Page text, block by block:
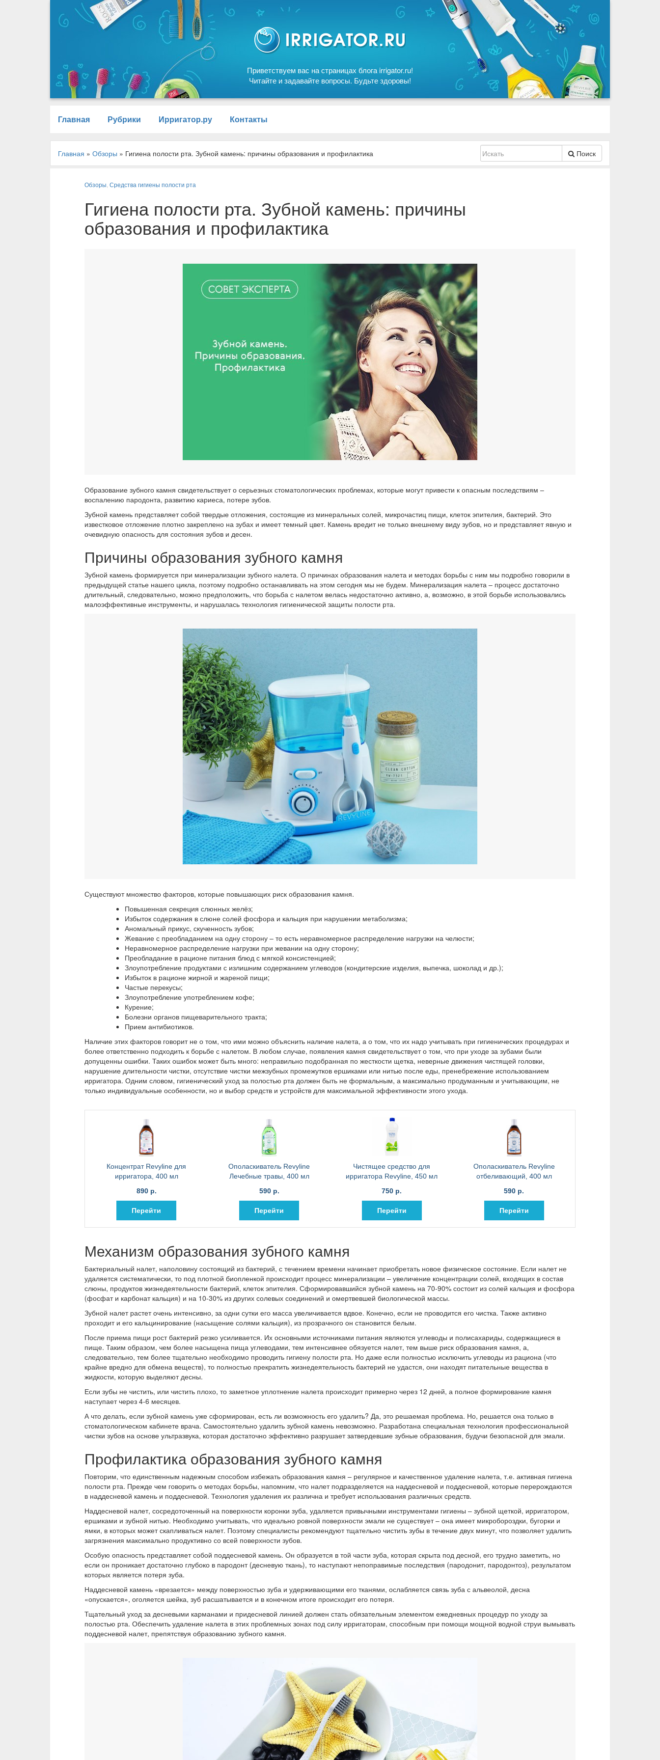
Приветствуем вас на страницах блога irrigator.ru!
Читайте и задавайте вопросы. Будьте здоровы!
Главная Рубрики Ирригатор.ру Контакты
Поиск
Главная » Обзоры » Гигиена полости рта. Зубной камень: причины образования и профилактика
Обзоры Средства гигиены полости рта
Гигиена полости рта. Зубной камень: причины
образования и профилактика
Образование зубного камня свидетельствует о серьезных стоматологических проблемах, которые могут привести к опасным последствиям –
воспалению пародонта, развитию кариеса, потере зубов.
Зубной камень представляет собой твердые отложения, состоящие из минеральных солей, микрочастиц пищи, клеток эпителия, бактерий. Это
известковое отложение плотно закреплено на зубах и имеет темный цвет. Камень вредит не только внешнему виду зубов, но и представляет явную и
очевидную опасность для состояния зубов и десен.
Причины образования зубного камня
Зубной камень формируется при минерализации зубного налета. О причинах образования налета и методах борьбы с ним мы подробно говорили в
предыдущей статье нашего цикла, поэтому подробно останавливать на этом сегодня мы не будем. Минерализация налета – процесс достаточно
длительный, следовательно, можно предположить, что борьба с налетом велась недостаточно активно, а, возможно, в этой борьбе использовались
малоэффективные инструменты, и нарушалась технология гигиенической защиты полости рта.
Существуют множество факторов, которые повышающих риск образования камня.
Повышенная секреция слюнных желёз;
Избыток содержания в слюне солей фосфора и кальция при нарушении метаболизма;
Аномальный прикус, скученность зубов;
Жевание с преобладанием на одну сторону – то есть неравномерное распределение нагрузки на челюсти;
Неравномерное распределение нагрузки при жевании на одну сторону;
Преобладание в рационе питания блюд с мягкой консистенцией;
Злоупотребление продуктами с излишним содержанием углеводов (кондитерские изделия, выпечка, шоколад и др.);
Избыток в рационе жирной и жареной пищи;
Частые перекусы;
Злоупотребление употреблением кофе;
Курение;
Болезни органов пищеварительного тракта;
Прием антибиотиков.
Наличие этих факторов говорит не о том, что ими можно объяснить наличие налета, а о том, что их надо учитывать при гигиенических процедурах и
более ответственно подходить к борьбе с налетом. В любом случае, появления камня свидетельствует о том, что при уходе за зубами были
допущенны ошибки. Таких ошибок может быть много: неправильно подобранная по жесткости щетка, неверные движения чистящей головки,
нарушение длительности чистки, отсутствие чистки межзубных промежутков ершиками или нитью после еды, пренебрежение использованием
ирригатора. Одним словом, гигиенический уход за полостью рта должен быть не формальным, а максимально продуманным и учитывающим, не
только индивидуальные особенности, но и выбор средств и устройств для максимальной эффективности этого ухода.
Концентрат Revyline для
ирригатора, 400 мл
890 р.
Перейти
Ополаскиватель Revyline
Лечебные травы, 400 мл
590 р.
Перейти
Чистящее средство для
ирригатора Revyline, 450 мл
750 р.
Перейти
Ополаскиватель Revyline
отбеливающий, 400 мл
590 р.
Перейти
Механизм образования зубного камня
Бактериальный налет, наполовину состоящий из бактерий, с течением времени начинает приобретать новое физическое состояние. Если налет не
удаляется систематически, то под плотной биопленкой происходит процесс минерализации – увеличение концентрации солей, входящих в состав
слюны, продуктов жизнедеятельности бактерий, клеток эпителия. Сформировавшийся зубной камень на 70-90% состоит из солей кальция и фосфора
(фосфат и карбонат кальция) и на 10-30% из других солевых соединений и омертвевшей биологической массы.
Зубной налет растет очень интенсивно, за одни сутки его масса увеличивается вдвое. Конечно, если не проводится его чистка. Также активно
проходит и его кальцинирование (насыщение солями кальция), из прозрачного он становится белым.
После приема пищи рост бактерий резко усиливается. Их основными источниками питания являются углеводы и полисахариды, содержащиеся в
пище. Таким образом, чем более насыщена пища углеводами, тем интенсивнее обязуется налет, тем выше риск образования камня, а,
следовательно, тем более тщательно необходимо проводить гигиену полости рта. Но даже если полностью исключить углеводы из рациона (что
крайне вредно для обмена веществ), то полностью прекратить жизнедеятельность бактерий не удастся, они находят питательные вещества в
жидкости, которую выделяют десны.
Если зубы не чистить, или чистить плохо, то заметное уплотнение налета происходит примерно через 12 дней, а полное формирование камня
наступает через 4-6 месяцев.
А что делать, если зубной камень уже сформирован, есть ли возможность его удалить? Да, это решаемая проблема. Но, решается она только в
стоматологическом кабинете врача. Самостоятельно удалить зубной камень невозможно. Разработана специальная технология профессиональной
чистки зубов на основе ультразвука, которая достаточно эффективно разрушает затвердевшие зубные образования, будучи безопасной для эмали.
Профилактика образования зубного камня
Повторим, что единственным надежным способом избежать образования камня – регулярное и качественное удаление налета, т.е. активная гигиена
полости рта. Прежде чем говорить о методах борьбы, напомним, что налет подразделяется на наддесневой и поддесневой, которые перерождаются
в наддесневой камень и поддесневой. Технология удаления их различна и требует использования различных средств.
Наддесневой налет, сосредоточенный на поверхности коронки зуба, удаляется привычными инструментами гигиены – зубной щеткой, ирригатором,
ершиками и зубной нитью. Необходимо учитывать, что идеально ровной поверхности эмали не существует – она имеет микробороздки, бугорки и
ямки, в которых может скапливаться налет. Поэтому специалисты рекомендуют тщательно чистить зубы в течение двух минут, что позволяет удалить
загрязнения максимально продуктивно со всей поверхности зубов.
Особую опасность представляет собой поддесневой камень. Он образуется в той части зуба, которая скрыта под десной, его трудно заметить, но
если он проникает достаточно глубоко в пародонт (десневую ткань), то наступают непоправимые последствия (пародонит, пародонтоз), результатом
которых является потеря зуба.
Наддесневой камень «врезается» между поверхностью зуба и удерживающими его тканями, ослабляется связь зуба с альвеолой, десна
«опускается», оголяется шейка, зуб расшатывается и в конечном итоге происходит его потеря.
Тщательный уход за десневыми карманами и придесневой линией должен стать обязательным элементом ежедневных процедур по уходу за
полостью рта. Обеспечить удаление налета в этих проблемных зонах под силу ирригаторам, способным при помощи мощной водной струи вымывать
поддесневой налет, препятствуя образованию зубного камня.